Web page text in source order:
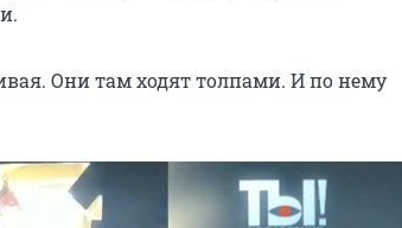
Они там ходят толпами. И по нему